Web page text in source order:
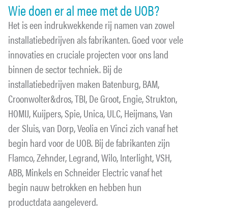
Wie doen er al mee met de UOB?
Het is een indrukwekkende rij namen van zowel
installatiebedrijven als fabrikanten. Goed voor vele
innovaties en cruciale projecten voor ons land
binnen de sector techniek. Bij de
installatiebedrijven maken Batenburg, BAM,
Croonwolter&dros, TBI, De Groot, Engie, Strukton,
HOMIJ, Kuijpers, Spie, Unica, ULC, Heijmans, Van
der Sluis, van Dorp, Veolia en Vinci zich vanaf het
begin hard voor de UOB. Bij de fabrikanten zijn
Flamco, Zehnder, Legrand, Wilo, Interlight, VSH,
ABB, Minkels en Schneider Electric vanaf het
begin nauw betrokken en hebben hun
productdata aangeleverd.